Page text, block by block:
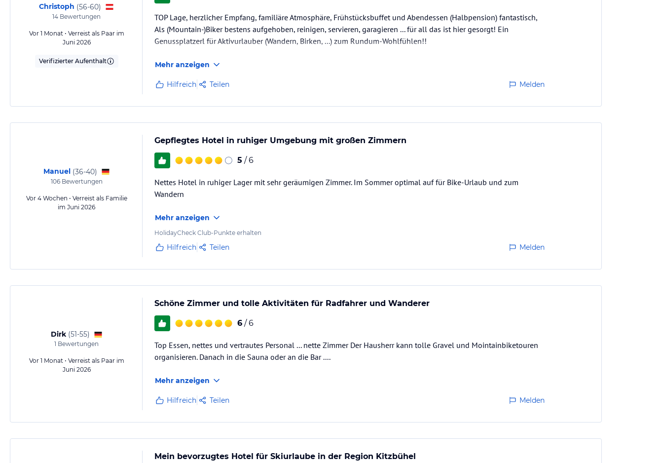
Christoph (56-60)
14 Bewertungen
Vor 1 Monat • Verreist als Paar im
Juni 2026
Verifizierter Aufenthalt
TOP Lage, herzlicher Empfang, familiäre Atmosphäre, Frühstücksbuffet und Abendessen (Halbpension) fantastisch,
Als (Mountain-)Biker bestens aufgehoben, reinigen, servieren, garagieren ... für all das ist hier gesorgt! Ein
Genussplatzerl für Aktivurlauber (Wandern, Birken, ...) zum Rundum-Wohlfühlen!!
Mehr anzeigen
Hilfreich Teilen Melden
Manuel (36-40)
106Bewertungen
Vor 4 Wochen • Verreist als Familie
im Juni 2026
Gepflegtes Hotel in ruhiger Umgebung mit großen Zimmern
5 / 6
Nettes Hotel in ruhiger Lager mit sehr geräumigen Zimmer. Im Sommer optimal auf für Bike-Urlaub und zum
Wandern
Mehr anzeigen
HolidayCheck Club-Punkte erhalten
Hilfreich Teilen Melden
Dirk (51-55)
1 Bewertungen
Vor 1 Monat • Verreist als Paar im
Juni 2026
Schöne Zimmer und tolle Aktivitäten für Radfahrer und Wanderer
6 / 6
Top Essen, nettes und vertrautes Personal ... nette Zimmer Der Hausherr kann tolle Gravel und Mointainbiketouren
organisieren. Danach in die Sauna oder an die Bar ....
Mehr anzeigen
Hilfreich Teilen Melden
Mein bevorzugtes Hotel für Skiurlaube in der Region Kitzbühel